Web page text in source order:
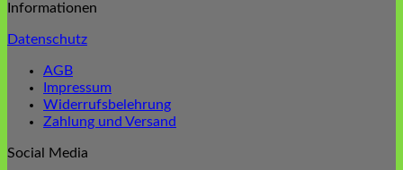
Informationen
Datenschutz
AGB
Impressum
Widerrufsbelehrung
Zahlung und Versand
Social Media